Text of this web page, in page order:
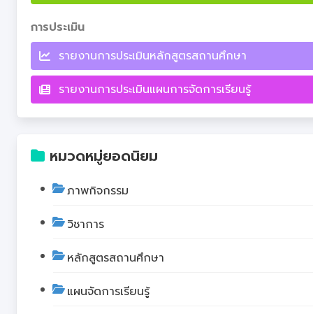
การประเมิน
รายงานการประเมินหลักสูตรสถานศึกษา
รายงานการประเมินแผนการจัดการเรียนรู้
หมวดหมู่ยอดนิยม
ภาพกิจกรรม
วิชาการ
หลักสูตรสถานศึกษา
แผนจัดการเรียนรู้